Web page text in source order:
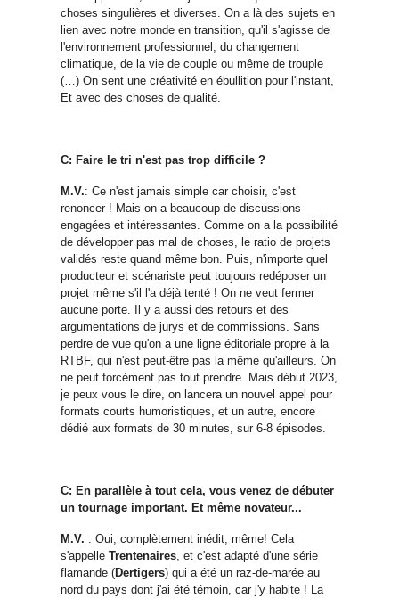
choses singulières et diverses. On a là des sujets en
lien avec notre monde en transition, qu'il s'agisse de
l'environnement professionnel, du changement
climatique, de la vie de couple ou même de trouple
(…) On sent une créativité en ébullition pour l'instant,
Et avec des choses de qualité.
C: Faire le tri n'est pas trop difficile ?
M.V.: Ce n'est jamais simple car choisir, c'est
renoncer ! Mais on a beaucoup de discussions
engagées et intéressantes. Comme on a la possibilité
de développer pas mal de choses, le ratio de projets
validés reste quand même bon. Puis, n'importe quel
producteur et scénariste peut toujours redéposer un
projet même s'il l'a déjà tenté ! On ne veut fermer
aucune porte. Il y a aussi des retours et des
argumentations de jurys et de commissions. Sans
perdre de vue qu'on a une ligne éditoriale propre à la
RTBF, qui n'est peut-être pas la même qu'ailleurs. On
ne peut forcément pas tout prendre. Mais début 2023,
je peux vous le dire, on lancera un nouvel appel pour
formats courts humoristiques, et un autre, encore
dédié aux formats de 30 minutes, sur 6-8 épisodes.
C: En parallèle à tout cela, vous venez de débuter
un tournage important. Et même novateur...
M.V. : Oui, complètement inédit, même! Cela
s'appelle Trentenaires , et c'est adapté d'une série
flamande (Dertigers) qui a été un raz-de-marée au
nord du pays dont j'ai été témoin, car j'y habite ! La